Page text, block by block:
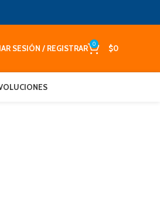
SESIÓN / REGISTRAR 0 $0